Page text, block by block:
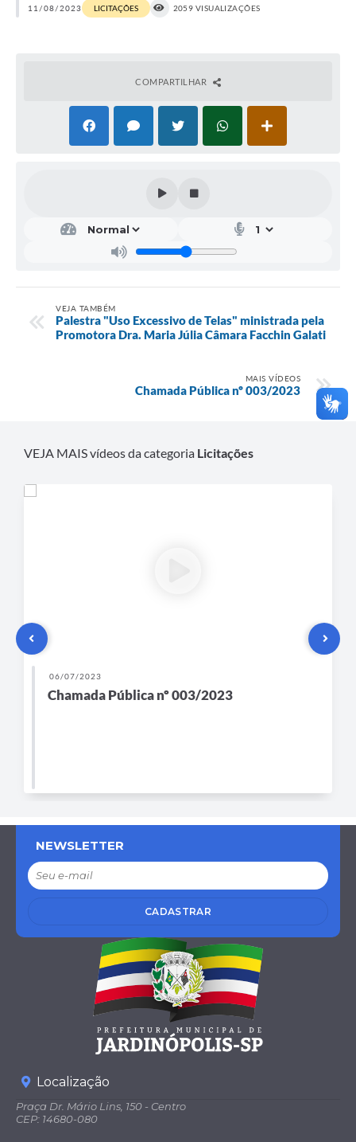
11/08/2023 LICITAÇÕES 2059 VISUALIZAÇÕES
COMPARTILHAR
VEJA TAMBÉM
Palestra "Uso Excessivo de Telas" ministrada pela
Promotora Dra. Maria Júlia Câmara Facchin Galati
MAIS VÍDEOS
Chamada Pública nº 003/2023
VEJA MAIS vídeos da categoria Licitações
06/07/2023
Chamada Pública nº 003/2023
NEWSLETTER
CADASTRAR
Localização
Praça Dr. Mário Lins, 150 - Centro
CEP: 14680-080